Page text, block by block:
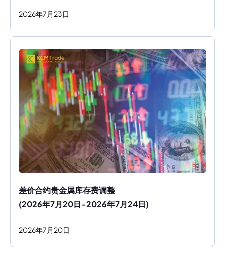
2026年7 月 23日
差价合约贵金属库存费调整
(2026年7月20日-2026年7月24日)
2026年7 月 20日